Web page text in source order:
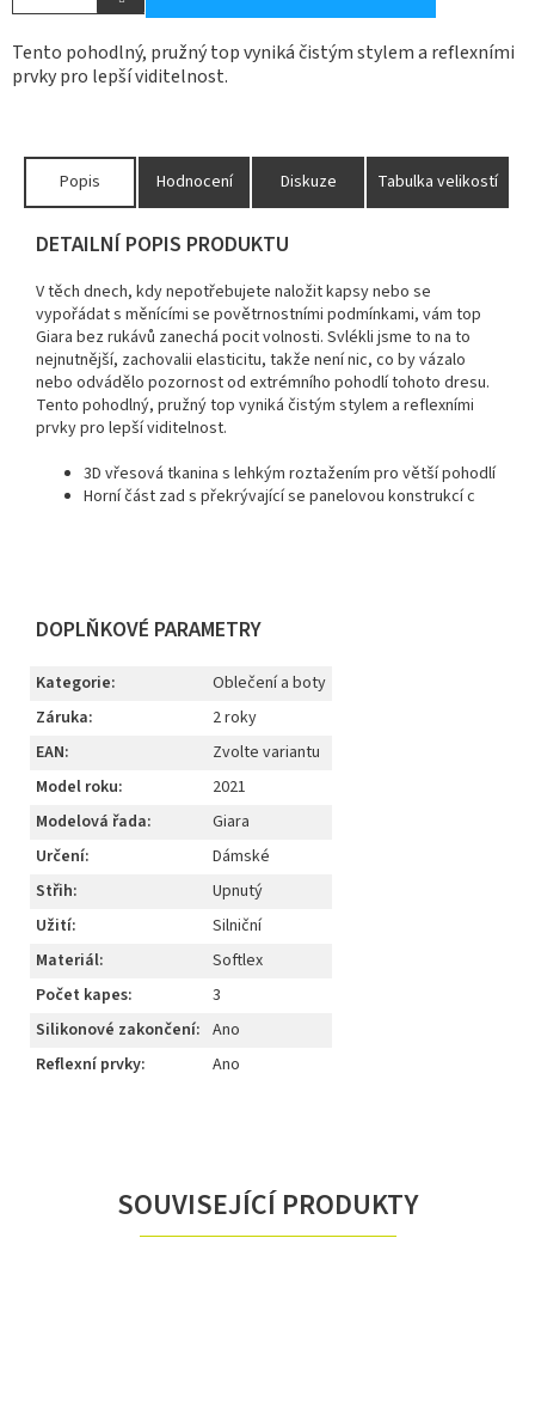
Tento pohodlný, pružný top vyniká čistým stylem a reflexními
prvky pro lepší viditelnost.
SOUVISEJÍCÍ PRODUKTY
Popis Hodnocení Diskuze Tabulka velikostí
DETAILNÍ POPIS PRODUKTU
V těch dnech, kdy nepotřebujete naložit kapsy nebo se
vypořádat s měnícími se povětrnostními podmínkami, vám top
Giara bez rukávů zanechá pocit volnosti. Svlékli jsme to na to
nejnutnější, zachovalii elasticitu, takže není nic, co by vázalo
nebo odvádělo pozornost od extrémního pohodlí tohoto dresu.
Tento pohodlný, pružný top vyniká čistým stylem a reflexními
prvky pro lepší viditelnost.
3D vřesová tkanina s lehkým roztažením pro větší pohodlí
Horní část zad s překrývající se panelovou konstrukcí c
DOPLŇKOVÉ PARAMETRY
Kategorie:
Oblečení a boty
Záruka:
2 roky
EAN:
Zvolte variantu
Model roku:
2021
Modelová řada:
Giara
Určení:
Dámské
Střih:
Upnutý
Užití:
Silniční
Materiál:
Softlex
Počet kapes:
3
Silikonové zakončení: Ano
Reflexní prvky: Ano